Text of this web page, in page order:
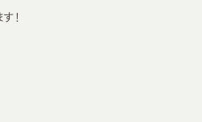
！